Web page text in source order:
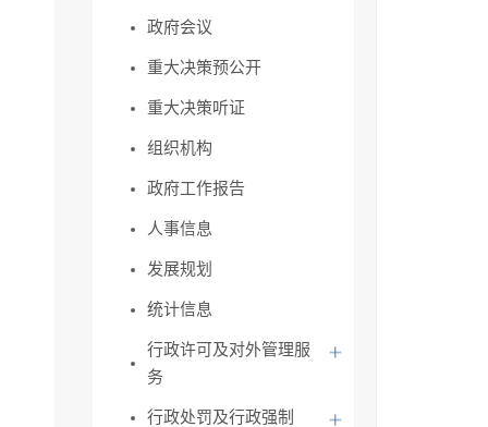
政府会议
重大决策预公开
重大决策听证
组织机构
政府工作报告
人事信息
发展规划
统计信息
行政许可及对外管理服
务
行政处罚及行政强制